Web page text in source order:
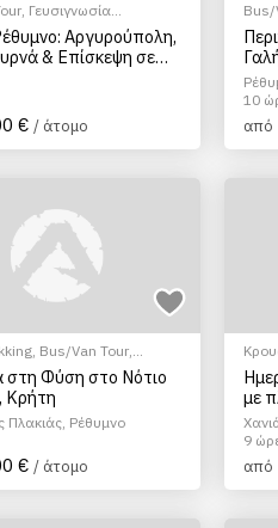
, Γευσιγνωσία
,Ξεναγήσεις/Αξιοθέατα
Αργυρούπολη,
& Επίσκεψη σε
€ / άτομο
Bus/
10
από
, Bus/Van Tour,
Ξεναγήσεις/
στη Φύση στο Νότιο
Κρήτη
Πλακιάς, Ρέθυμνο
€ / άτομο
με
9
από